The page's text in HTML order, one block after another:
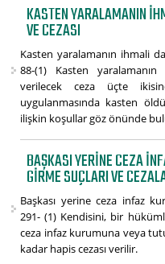
KASTEN YARALAMANIN
VE CEZASI
Kasten yaralamanın ihmali
88-(1) Kasten
verilecek ceza üçte
uygulanmasında kasten
ilişkin koşullar göz önünde
BAŞKASI YERINE CEZA
GIRME SUÇLARI VE
Başkası yerine ceza infaz
291- (1) Kendisini, bir
ceza infaz kurumuna veya
kadar hapis cezası verilir.